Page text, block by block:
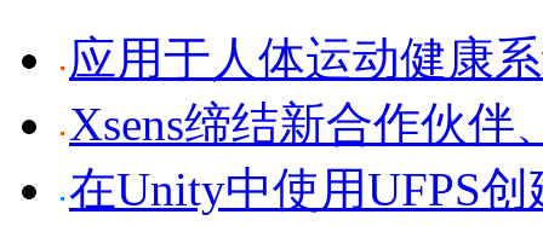
应用于人体运动健康
Xsens缔结新合作伙伴
在Unity中使用UFPS